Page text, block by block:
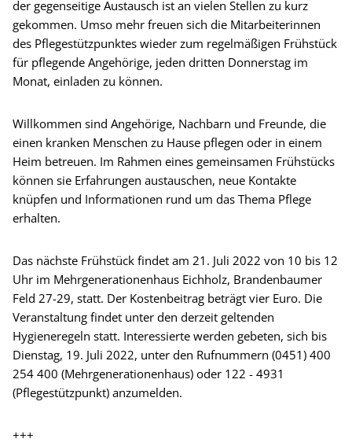
der gegenseitige Austausch ist an vielen Stellen zu kurz
gekommen. Umso mehr freuen sich die Mitarbeiterinnen
des Pflegestützpunktes wieder zum regelmäßigen Frühstück
für pflegende Angehörige, jeden dritten Donnerstag im
Monat, einladen zu können.
Willkommen sind Angehörige, Nachbarn und Freunde, die
einen kranken Menschen zu Hause pflegen oder in einem
Heim betreuen. Im Rahmen eines gemeinsamen Frühstücks
können sie Erfahrungen austauschen, neue Kontakte
knüpfen und Informationen rund um das Thema Pflege
erhalten.
Das nächste Frühstück findet am 21. Juli 2022 von 10 bis 12
Uhr im Mehrgenerationenhaus Eichholz, Brandenbaumer
Feld 27-29, statt. Der Kostenbeitrag beträgt vier Euro. Die
Veranstaltung findet unter den derzeit geltenden
Hygieneregeln statt. Interessierte werden gebeten, sich bis
Dienstag, 19. Juli 2022, unter den Rufnummern (0451) 400
254 400 (Mehrgenerationenhaus) oder 122 - 4931
(Pflegestützpunkt) anzumelden.
+++